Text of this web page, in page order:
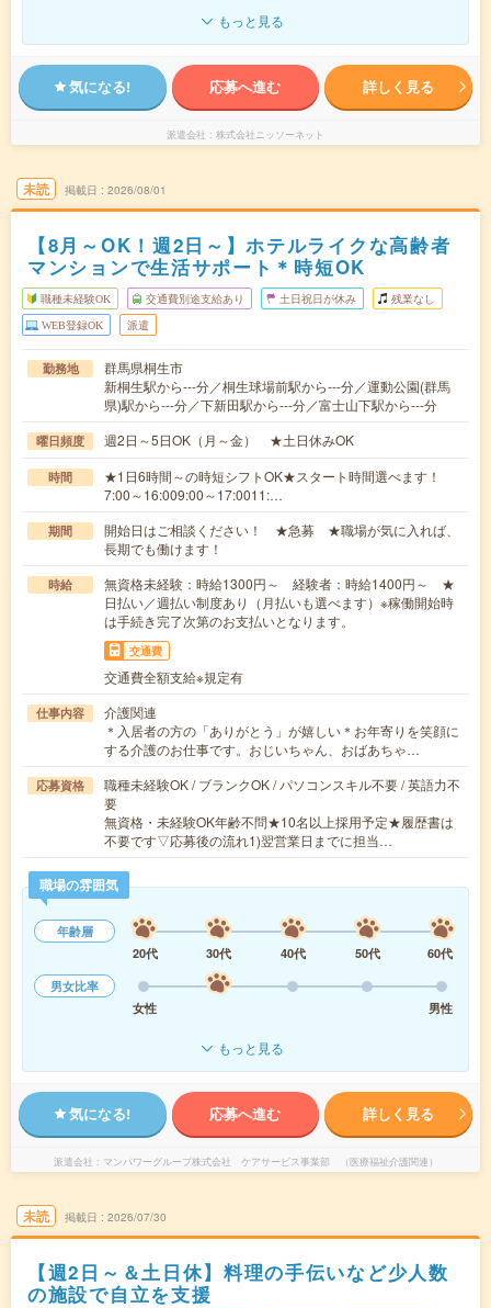
もっと見る
気になる! 応募へ進む 詳しく見る
派遣会社 株式会社ニッソーネット
未読 掲載日 2026/08/01
【8月～OK！週2日～】ホテルライクな高齢者
マンションで生活サポート＊時短OK
職種未経験OK 交通費別途支給あり 土日祝日が休み 残業なし
WEB登録OK 派遣
勤務地
群馬県桐生市
新桐生駅から---分／桐生球場前駅から---分／運動公園(群馬
県)駅から---分／下新田駅から---分／富士山下駅から---分
曜日頻度 週2日～5日OK（月～金） ★土日休みOK
時間
★1日6時間～の時短シフトOK★スタート時間選べます！
7:00～16:009:00～17:0011:…
期間
開始日はご相談ください！ ★急募 ★職場が気に入れば、
長期でも働けます！
時給
無資格未経験：時給1300円～ 経験者：時給1400円～ ★
日払い／週払い制度あり（月払いも選べます）※稼働開始時
は手続き完了次第のお支払いとなります。
交通費
交通費全額支給※規定有
仕事内容
介護関連
＊入居者の方の「ありがとう」が嬉しい＊お年寄りを笑顔に
する介護のお仕事です。おじいちゃん、おばあちゃ…
応募資格
職種未経験OK / ブランクOK / パソコンスキル不要 / 英語力不
要
無資格・未経験OK年齢不問★10名以上採用予定★履歴書は
不要です▽応募後の流れ1)翌営業日までに担当…
職場の雰囲気
年齢層
20代
30代 40代 50代
60代
男女比率
女性
男性
もっと見る
気になる! 応募へ進む 詳しく見る
派遣会社 マンパワーグループ株式会社 ケアサービス事業部 （医療福祉介護関連）
未読 掲載日 2026/07/30
【週2日～＆土日休】料理の手伝いなど少人数
の施設で自立を支援